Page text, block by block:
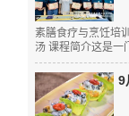
素膳食疗与烹饪培
汤 课程简介这是一
9